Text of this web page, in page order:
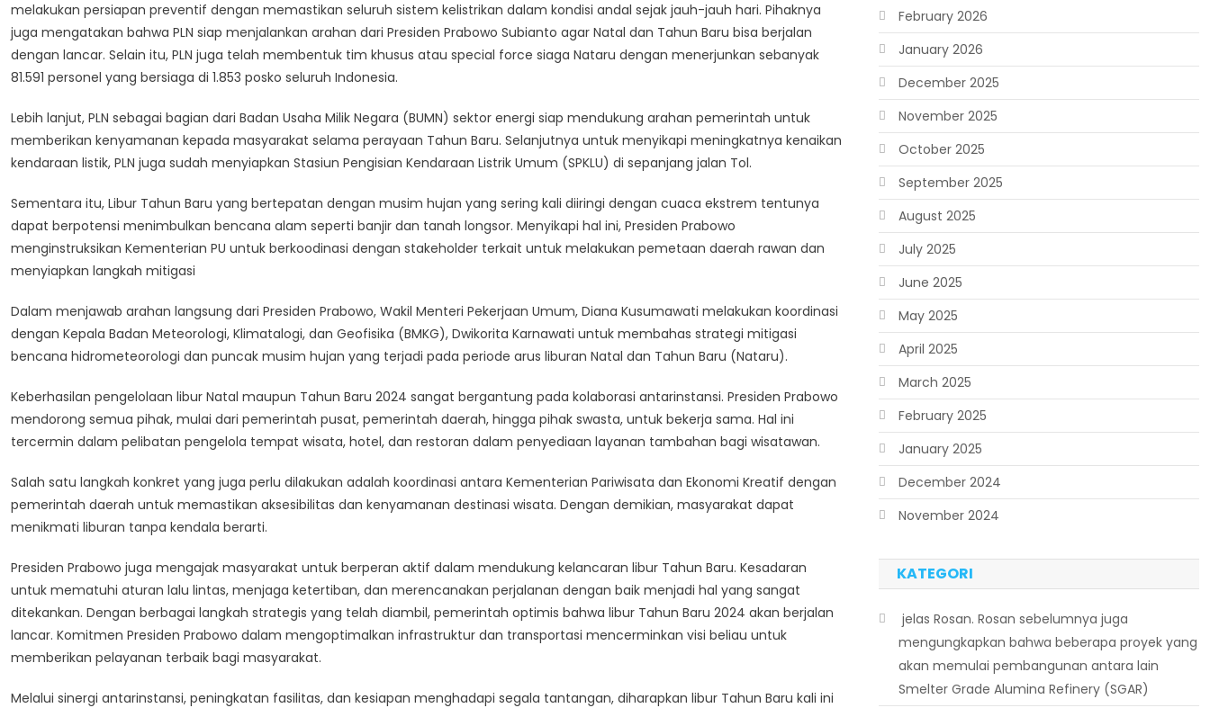
melakukan persiapan preventif dengan memastikan seluruh sistem kelistrikan dalam kondisi andal sejak jauh-jauh hari. Pihaknya
juga mengatakan bahwa PLN siap menjalankan arahan dari Presiden Prabowo Subianto agar Natal dan Tahun Baru bisa berjalan
dengan lancar. Selain itu, PLN juga telah membentuk tim khusus atau special force siaga Nataru dengan menerjunkan sebanyak
81.591 personel yang bersiaga di 1.853 posko seluruh Indonesia.
Lebih lanjut, PLN sebagai bagian dari Badan Usaha Milik Negara (BUMN) sektor energi siap mendukung arahan pemerintah untuk
memberikan kenyamanan kepada masyarakat selama perayaan Tahun Baru. Selanjutnya untuk menyikapi meningkatnya kenaikan
kendaraan listik, PLN juga sudah menyiapkan Stasiun Pengisian Kendaraan Listrik Umum (SPKLU) di sepanjang jalan Tol.
Sementara itu, Libur Tahun Baru yang bertepatan dengan musim hujan yang sering kali diiringi dengan cuaca ekstrem tentunya
dapat berpotensi menimbulkan bencana alam seperti banjir dan tanah longsor. Menyikapi hal ini, Presiden Prabowo
menginstruksikan Kementerian PU untuk berkoodinasi dengan stakeholder terkait untuk melakukan pemetaan daerah rawan dan
menyiapkan langkah mitigasi
Dalam menjawab arahan langsung dari Presiden Prabowo, Wakil Menteri Pekerjaan Umum, Diana Kusumawati melakukan koordinasi
dengan Kepala Badan Meteorologi, Klimatalogi, dan Geofisika (BMKG), Dwikorita Karnawati untuk membahas strategi mitigasi
bencana hidrometeorologi dan puncak musim hujan yang terjadi pada periode arus liburan Natal dan Tahun Baru (Nataru).
Keberhasilan pengelolaan libur Natal maupun Tahun Baru 2024 sangat bergantung pada kolaborasi antarinstansi. Presiden Prabowo
mendorong semua pihak, mulai dari pemerintah pusat, pemerintah daerah, hingga pihak swasta, untuk bekerja sama. Hal ini
tercermin dalam pelibatan pengelola tempat wisata, hotel, dan restoran dalam penyediaan layanan tambahan bagi wisatawan.
Salah satu langkah konkret yang juga perlu dilakukan adalah koordinasi antara Kementerian Pariwisata dan Ekonomi Kreatif dengan
pemerintah daerah untuk memastikan aksesibilitas dan kenyamanan destinasi wisata. Dengan demikian, masyarakat dapat
menikmati liburan tanpa kendala berarti.
Presiden Prabowo juga mengajak masyarakat untuk berperan aktif dalam mendukung kelancaran libur Tahun Baru. Kesadaran
untuk mematuhi aturan lalu lintas, menjaga ketertiban, dan merencanakan perjalanan dengan baik menjadi hal yang sangat
ditekankan. Dengan berbagai langkah strategis yang telah diambil, pemerintah optimis bahwa libur Tahun Baru 2024 akan berjalan
lancar. Komitmen Presiden Prabowo dalam mengoptimalkan infrastruktur dan transportasi mencerminkan visi beliau untuk
memberikan pelayanan terbaik bagi masyarakat.
Melalui sinergi antarinstansi, peningkatan fasilitas, dan kesiapan menghadapi segala tantangan, diharapkan libur Tahun Baru kali ini
February 2026
January 2026
December 2025
November 2025
October 2025
September 2025
August 2025
July 2025
June 2025
May 2025
April 2025
March 2025
February 2025
January 2025
December 2024
November 2024
KATEGORI
 jelas Rosan. Rosan sebelumnya juga
mengungkapkan bahwa beberapa proyek yang
akan memulai pembangunan antara lain
Smelter Grade Alumina Refinery (SGAR)